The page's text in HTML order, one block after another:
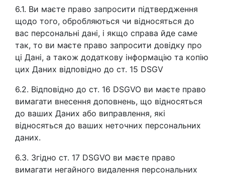
6.1. Ви маєте право запросити підтвердження
щодо того, обробляються чи відносяться до
вас персональні дані, і якщо справа йде саме
так, то ви маєте право запросити довідку про
ці Дані, а також додаткову інформацію та копію
цих Даних відповідно до ст. 15 DSGV
6.2. Відповідно до ст. 16 DSGVO ви маєте право
вимагати внесення доповнень, що відносяться
до ваших Даних або виправлення, які
відносяться до ваших неточних персональних
даних.
6.3. Згідно ст. 17 DSGVO ви маєте право
вимагати негайного видалення персональних